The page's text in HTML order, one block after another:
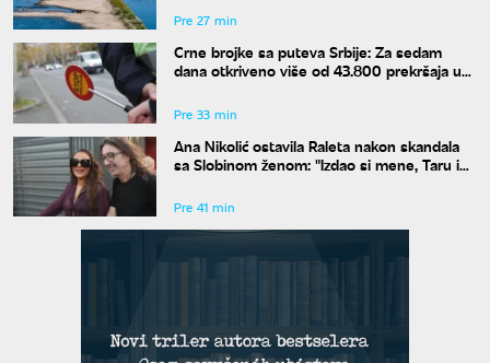
Pre 27 min
Crne brojke sa puteva Srbije: Za sedam
dana otkriveno više od 43.800 prekršaja u
Pre 33 min
Ana Nikolić ostavila Raleta nakon skandala
sa Slobinom ženom: "Izdao si mene, Taru i
Pre 41 min